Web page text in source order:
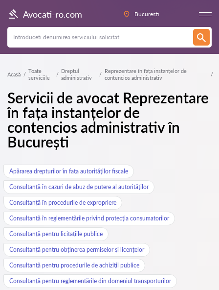
Avocati-ro.com București
Acasă
Toate
serviciile
Dreptul
administrativ
Reprezentare în fața instanțelor de
contencios administrativ
Servicii de avocat Reprezentare
în fața instanțelor de
contencios administrativ în
București
Apărarea drepturilor în fața autorităților fiscale
Consultanță în cazuri de abuz de putere al autorităților
Consultanță în procedurile de expropriere
Consultanță în reglementările privind protecția consumatorilor
Consultanță pentru licitațiile publice
Consultanță pentru obținerea permiselor și licențelor
Consultanță pentru procedurile de achiziții publice
Consultanță pentru reglementările din domeniul transporturilor